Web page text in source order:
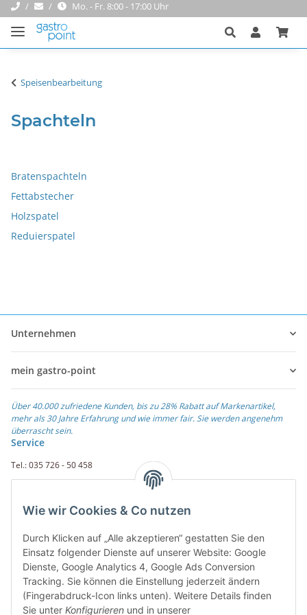
Mo. - Fr. 8:00 - 17:00 Uhr
Speisenbearbeitung
Spachteln
Bratenspachteln
Fettabstecher
Holzspatel
Reduierspatel
Unternehmen
mein gastro-point
Über 40.000 zufriedene Kunden, bis zu 28% Rabatt auf Markenartikel,
mehr als 30 Jahre Erfahrung und wie immer fair. Sie werden angenehm
überrascht sein.
Service
Tel.: 035 726 - 50 458
Weiterführende Links
Zahlungsarten
Rechnung
PayPal
Amazon Payment
Wie wir Cookies & Co nutzen
Durch Klicken auf „Alle akzeptieren“ gestatten Sie den
Einsatz folgender Dienste auf unserer Website: Google
Dienste, Google Analytics 4, Google Ads Conversion
Tracking. Sie können die Einstellung jederzeit ändern
(Fingerabdruck-Icon links unten). Weitere Details finden
Sie unter Konfigurieren und in unserer